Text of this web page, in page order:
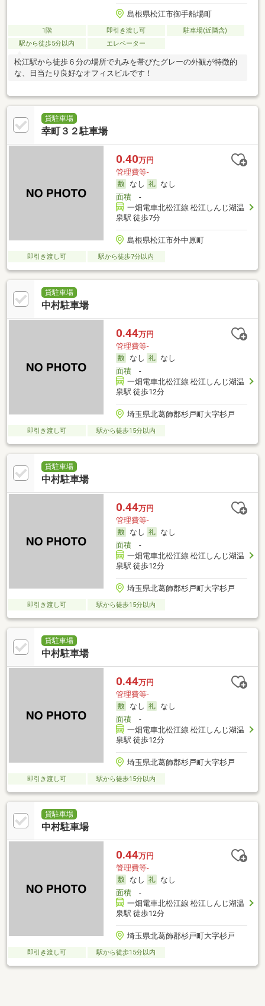
島根県松江市御手船場町
1階 即引き渡し可
駐車場(近隣含)
駅から徒歩5分以内
エレベーター
松江駅から徒歩６分の場所で丸みを帯びたグレーの外観が特徴的
な、日当たり良好なオフィスビルです！
貸駐車場
幸町３２駐車場
0.40万円
管理費等-
なし
なし
面積-
一畑電車北松江線 松江しんじ湖温
泉駅 徒歩7分
島根県松江市外中原町
即引き渡し可 駅から徒歩7分以内
貸駐車場
中村駐車場
0.44万円
管理費等-
なし
なし
面積-
一畑電車北松江線 松江しんじ湖温
泉駅 徒歩12分
埼玉県北葛飾郡杉戸町大字杉戸
即引き渡し可 駅から徒歩15分以内
貸駐車場
中村駐車場
0.44万円
管理費等-
なし
なし
面積-
一畑電車北松江線 松江しんじ湖温
泉駅 徒歩12分
埼玉県北葛飾郡杉戸町大字杉戸
即引き渡し可 駅から徒歩15分以内
貸駐車場
中村駐車場
0.44万円
管理費等-
なし
なし
面積-
一畑電車北松江線 松江しんじ湖温
泉駅 徒歩12分
埼玉県北葛飾郡杉戸町大字杉戸
即引き渡し可 駅から徒歩15分以内
貸駐車場
中村駐車場
0.44万円
管理費等-
なし
なし
面積-
一畑電車北松江線 松江しんじ湖温
泉駅 徒歩12分
埼玉県北葛飾郡杉戸町大字杉戸
即引き渡し可 駅から徒歩15分以内